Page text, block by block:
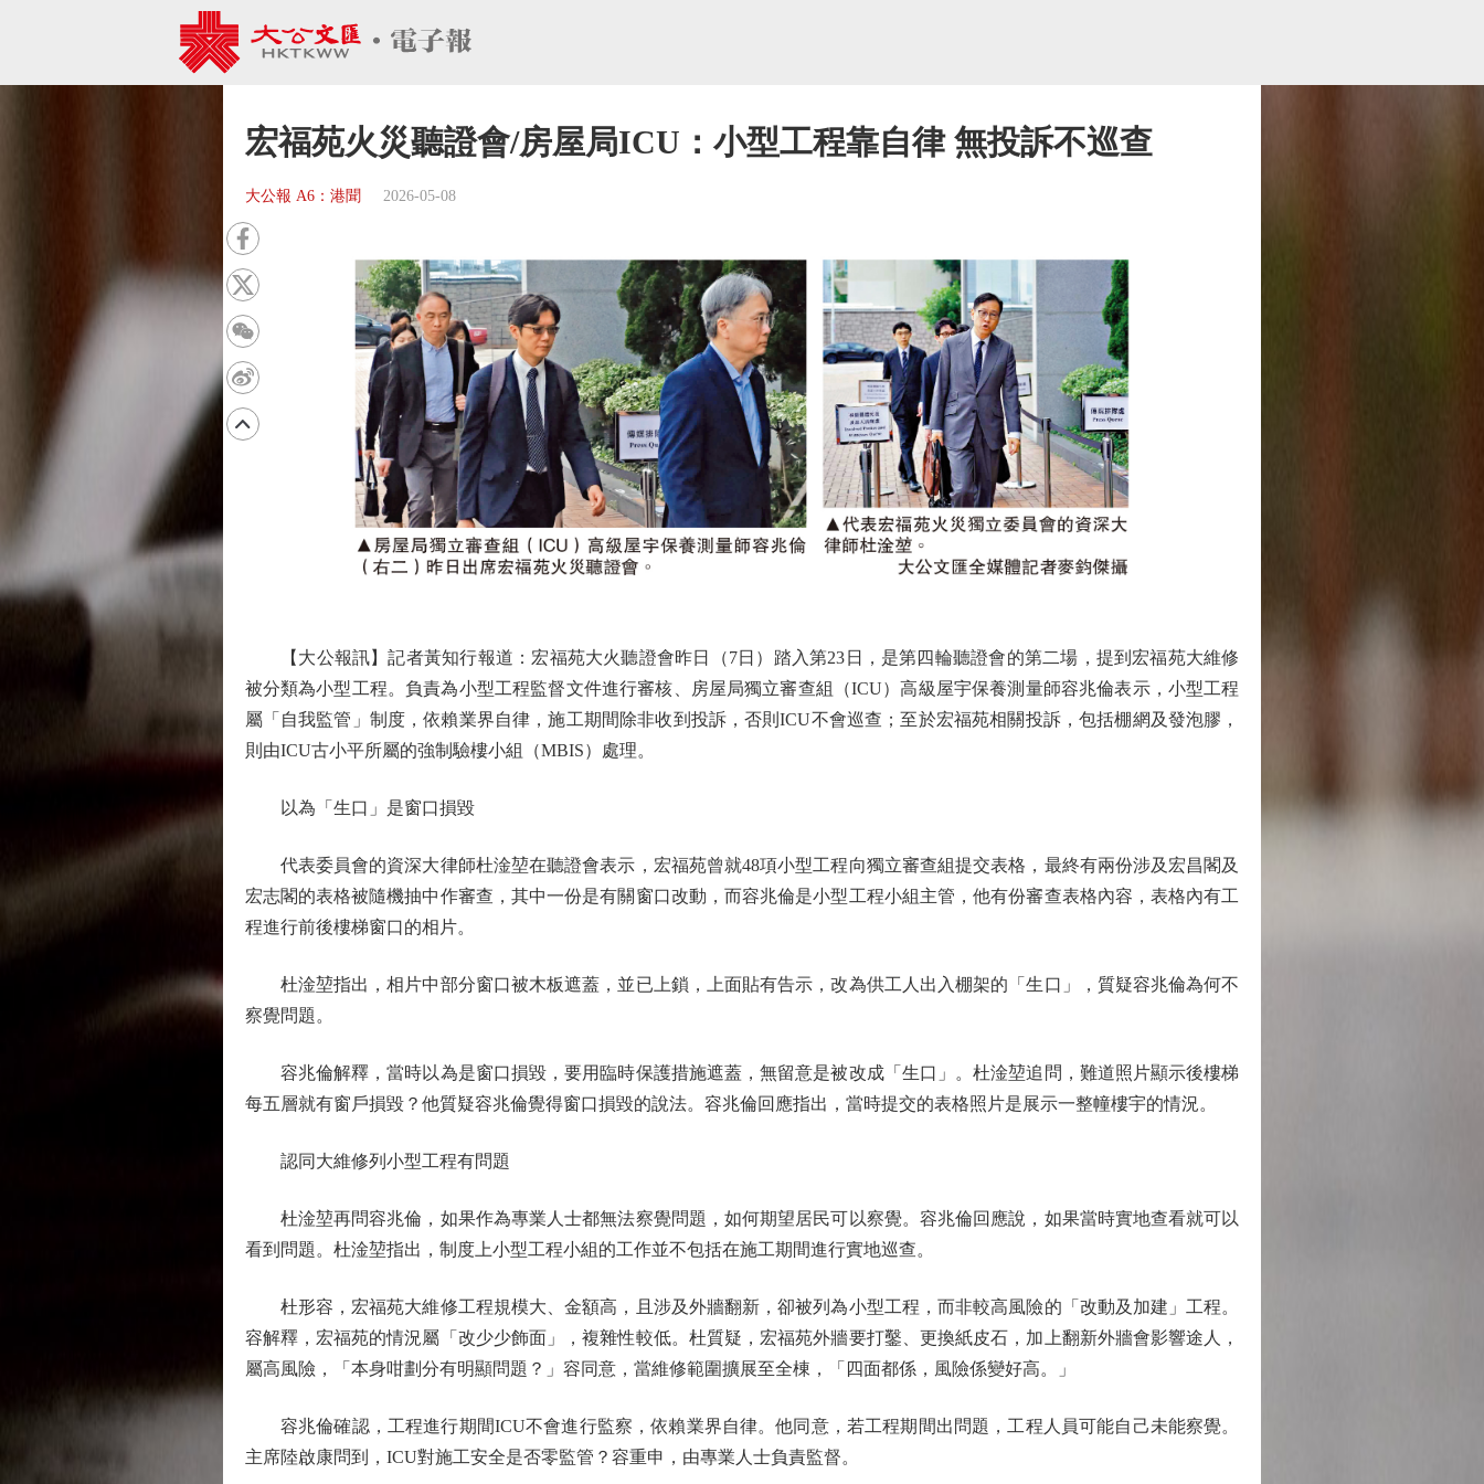
宏福苑火災聽證會/房屋局ICU：小型工程靠自律 無投訴不巡查
大公報 A6：港聞 2026-05-08
【大公報訊】記者黃知行報道：宏福苑大火聽證會昨日（7日）踏入第23日，是第四輪聽證會的第二場，提到宏福苑大維修
被分類為小型工程。負責為小型工程監督文件進行審核、房屋局獨立審查組（ICU）高級屋宇保養測量師容兆倫表示，小型工程
屬「自我監管」制度，依賴業界自律，施工期間除非收到投訴，否則ICU不會巡查；至於宏福苑相關投訴，包括棚網及發泡膠，
則由ICU古小平所屬的強制驗樓小組（MBIS）處理。
以為「生口」是窗口損毀
代表委員會的資深大律師杜淦堃在聽證會表示，宏福苑曾就48項小型工程向獨立審查組提交表格，最終有兩份涉及宏昌閣及
宏志閣的表格被隨機抽中作審查，其中一份是有關窗口改動，而容兆倫是小型工程小組主管，他有份審查表格內容，表格內有工
程進行前後樓梯窗口的相片。
杜淦堃指出，相片中部分窗口被木板遮蓋，並已上鎖，上面貼有告示，改為供工人出入棚架的「生口」，質疑容兆倫為何不
察覺問題。
容兆倫解釋，當時以為是窗口損毀，要用臨時保護措施遮蓋，無留意是被改成「生口」。杜淦堃追問，難道照片顯示後樓梯
每五層就有窗戶損毀？他質疑容兆倫覺得窗口損毀的說法。容兆倫回應指出，當時提交的表格照片是展示一整幢樓宇的情況。
認同大維修列小型工程有問題
杜淦堃再問容兆倫，如果作為專業人士都無法察覺問題，如何期望居民可以察覺。容兆倫回應說，如果當時實地查看就可以
看到問題。杜淦堃指出，制度上小型工程小組的工作並不包括在施工期間進行實地巡查。
杜形容，宏福苑大維修工程規模大、金額高，且涉及外牆翻新，卻被列為小型工程，而非較高風險的「改動及加建」工程。
容解釋，宏福苑的情況屬「改少少飾面」，複雜性較低。杜質疑，宏福苑外牆要打鑿、更換紙皮石，加上翻新外牆會影響途人，
屬高風險，「本身咁劃分有明顯問題？」容同意，當維修範圍擴展至全棟，「四面都係，風險係變好高。」
容兆倫確認，工程進行期間ICU不會進行監察，依賴業界自律。他同意，若工程期間出問題，工程人員可能自己未能察覺。
主席陸啟康問到，ICU對施工安全是否零監管？容重申，由專業人士負責監督。